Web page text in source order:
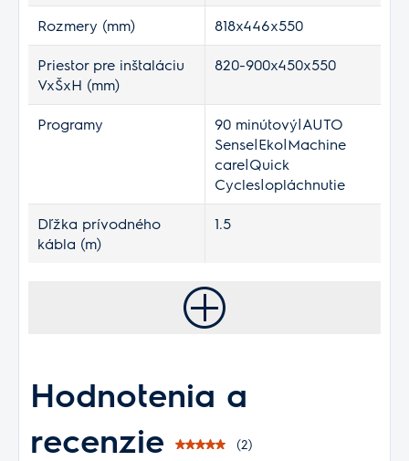
Rozmery (mm) 818x446x550
Priestor pre inštaláciu
VxŠxH (mm)
820-900x450x550
Programy
90 minútový|AUTO
Sense|Eko|Machine
care|Quick
Cycles|opláchnutie
Dľžka prívodného
kábla (m)
1.5
Hodnotenia a
recenzie
(2)